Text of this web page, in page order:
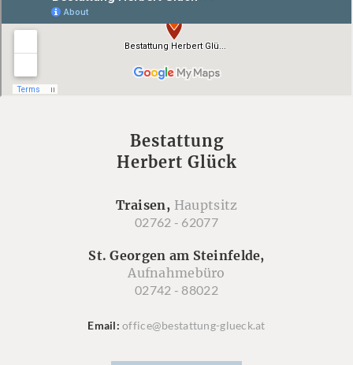
Bestattung
Herbert Glück
Traisen, Hauptsitz
02762 - 62077
St. Georgen am Steinfelde,
Aufnahmebüro
02742 - 88022
Email office@bestattung-glueck.at